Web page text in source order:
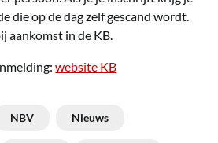
die op de dag zelf gescand wordt.
aankomst in de KB.
website KB
NBV Nieuws